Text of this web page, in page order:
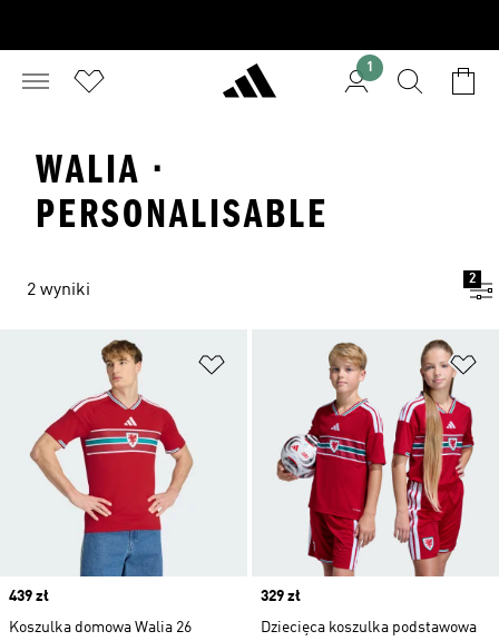
1
WALIA ·
PERSONALISABLE
2 wyniki
2
Dodaj do listy życzeń
Price
439 zł
Koszulka domowa Walia 26
Price
329 zł
Dziecięca koszulka podstawowa